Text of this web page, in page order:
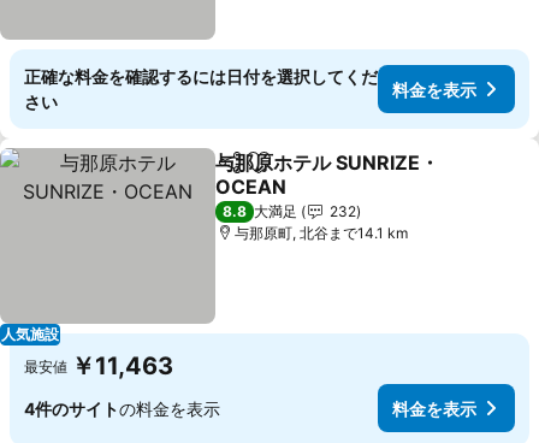
正確な料金を確認するには日付を選択してくだ
さい
料金を表示
人気施設
シェアお気に入りに追加
与那原ホテル SUNRIZE・
OCEAN
料金を表示
8.8 大満足
232
与那原町, 北谷まで14.1 km
最安値 ￥11,463
4件のサイトの料金を表示 料金を表示